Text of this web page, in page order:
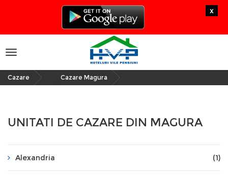
x
Toggle
navigation
Cazare Cazare Magura
UNITATI DE CAZARE DIN MAGURA
Alexandria (1)